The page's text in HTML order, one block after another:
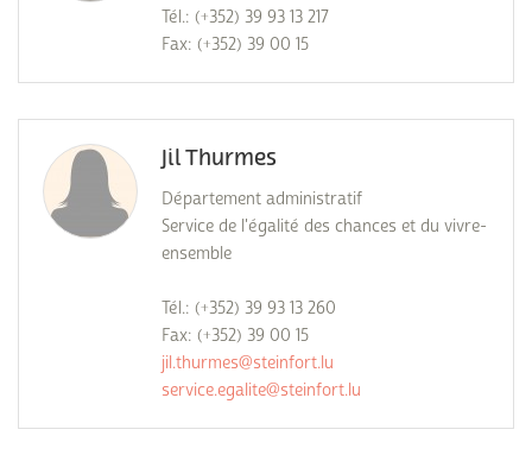
Tél.: (+352) 39 93 13 217
Fax: (+352) 39 00 15
Jil Thurmes
Département administratif
Service de l'égalité des chances et du vivre-
ensemble
Tél.: (+352) 39 93 13 260
Fax: (+352) 39 00 15
jil.thurmes@steinfort.lu
service.egalite@steinfort.lu